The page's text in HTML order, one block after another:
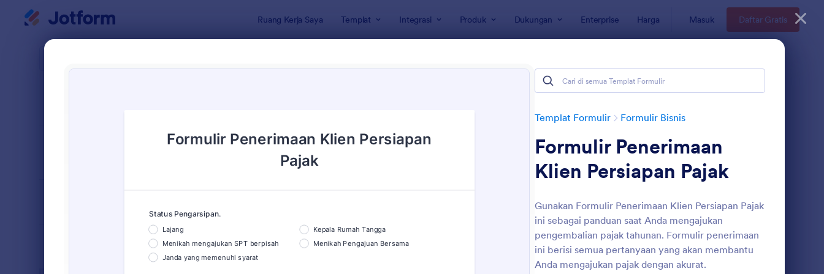
Ruang Kerja Saya Templat Integrasi Produk Dukungan Enterprise Harga Masuk Daftar Gratis
Templat Formulir Formulir Bisnis
Formulir Penerimaan
Klien Persiapan Pajak
Gunakan Formulir Penerimaan Klien Persiapan Pajak
ini sebagai panduan saat Anda mengajukan
pengembalian pajak tahunan. Formulir penerimaan
ini berisi semua pertanyaan yang akan membantu
Anda mengajukan pajak dengan akurat.
Pratinjau : Formulir Penerimaan Klien Persiapan Pajak